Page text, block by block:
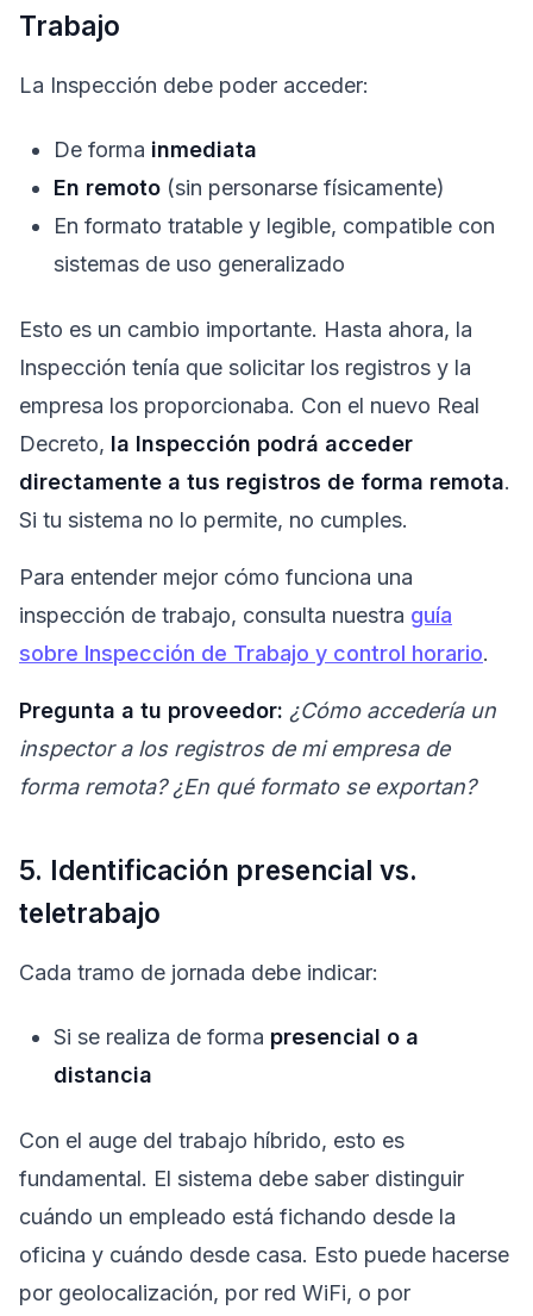
Trabajo
La Inspección debe poder acceder:
De forma inmediata
En remoto (sin personarse físicamente)
En formato tratable y legible, compatible con
sistemas de uso generalizado
Esto es un cambio importante. Hasta ahora, la
Inspección tenía que solicitar los registros y la
empresa los proporcionaba. Con el nuevo Real
Decreto, la Inspección podrá acceder
directamente a tus registros de forma remota.
Si tu sistema no lo permite, no cumples.
Para entender mejor cómo funciona una
inspección de trabajo, consulta nuestra guía
sobre Inspección de Trabajo y control horario.
Pregunta a tu proveedor: ¿Cómo accedería un
inspector a los registros de mi empresa de
forma remota? ¿En qué formato se exportan?
5. Identificación presencial vs.
teletrabajo
Cada tramo de jornada debe indicar:
Si se realiza de forma presencial o a
distancia
Con el auge del trabajo híbrido, esto es
fundamental. El sistema debe saber distinguir
cuándo un empleado está fichando desde la
oficina y cuándo desde casa. Esto puede hacerse
por geolocalización, por red WiFi, o por